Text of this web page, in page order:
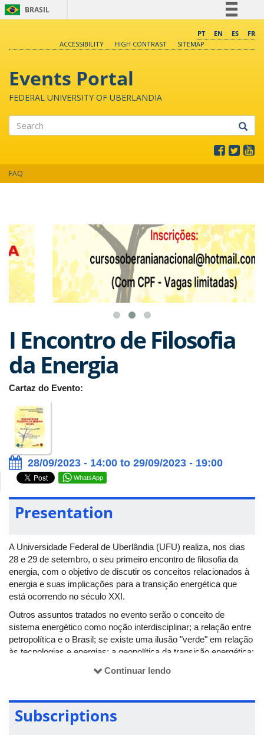
BRASIL
Comunica BR
Canais
PT EN ES
FR
ACCESSIBILITY
HIGH CONTRAST SITEMAP
Events Portal
FEDERAL UNIVERSITY OF UBERLANDIA
FAQ
I Encontro de Filosofia
da Energia
Cartaz do Evento:
28/09/2023 - 14:00 to 29/09/2023 - 19:00
WhatsApp
Presentation
A Universidade Federal de Uberlândia (UFU) realiza, nos dias
28 e 29 de setembro, o seu primeiro encontro de filosofia da
energia, com o objetivo de discutir os conceitos relacionados à
energia e suas implicações para a transição energética que
está ocorrendo no século XXI.
Outros assuntos tratados no evento serão o conceito de
sistema energético como noção interdisciplinar; a relação entre
petropolítica e o Brasil; se existe uma ilusão "verde" em relação
às tecnologias e energias; a geopolítica da transição energética;
da complexidade e sua relação com a sustentabilidade; a
transição energética.
O evento foi desenvolvido pelo Núcleo de Estudos de Filosofia e
Continuar lendo
Subscriptions